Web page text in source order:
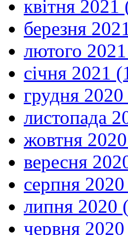
квітня 2021
березня
лютого
січня 2021
грудня
листопада
жовтня
вересня
серпня
липня 2020
червня